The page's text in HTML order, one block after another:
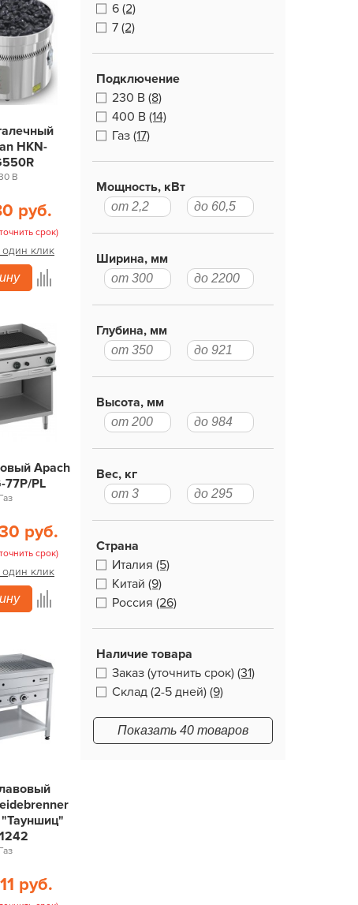
6 (2)
7 (2)
Подключение
230 В (8)
400 В (14)
Газ (17)
Мощность, кВт
Ширина, мм
Глубина, мм
Высота, мм
Вес, кг
Страна
Италия (5)
Китай (9)
Россия (26)
Наличие товара
Заказ (уточнить срок) (31)
Склад (2-5 дней) (9)
Показать 40 товаров
HKN-
В
руб.
срок)
один клик
Apach
77P/PL
Газ
руб.
срок)
один клик
"Тауншиц"
Газ
руб.